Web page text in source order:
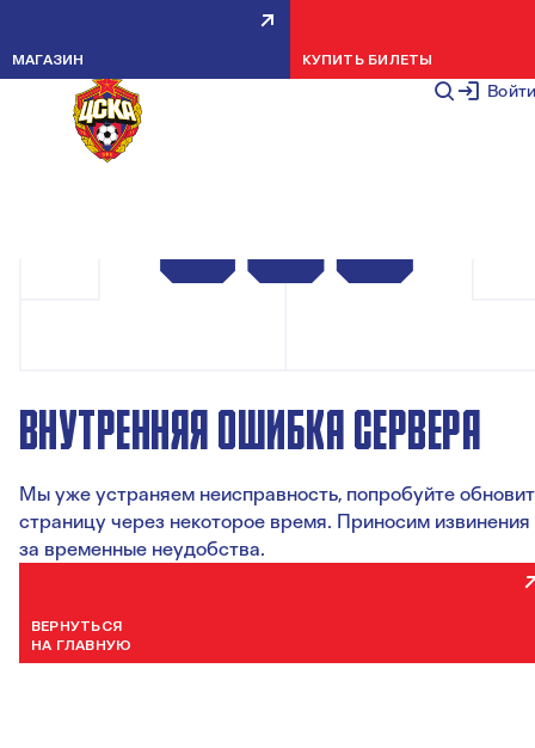
Войти
МАГАЗИН КУПИТЬ БИЛЕТЫ
ВНУТРЕННЯЯ ОШИБКА СЕРВЕРА
Мы уже устраняем неисправность, попробуйте
страницу через некоторое время. Приносим извинения
за временные неудобства.
ВЕРНУТЬСЯ
НА ГЛАВНУЮ